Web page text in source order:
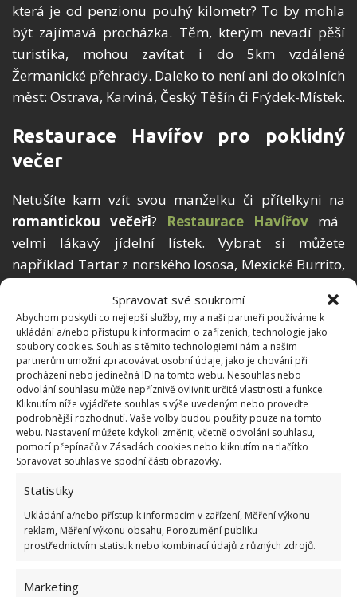
Spravovat své soukromí
Abychom poskytli co nejlepší služby, my a naši partneři používáme k
ukládání a/nebo přístupu k informacím o zařízeních, technologie jako
soubory cookies. Souhlas s těmito technologiemi nám a našim
partnerům umožní zpracovávat osobní údaje, jako je chování při
procházení nebo jedinečná ID na tomto webu. Nesouhlas nebo
odvolání souhlasu může nepříznivě ovlivnit určité vlastnosti a funkce.
Kliknutím níže vyjádřete souhlas s výše uvedeným nebo proveďte
podrobnější rozhodnutí. Vaše volby budou použity pouze na tomto
webu. Nastavení můžete kdykoli změnit, včetně odvolání souhlasu,
pomocí přepínačů v Zásadách cookies nebo kliknutím na tlačítko
Spravovat souhlas ve spodní části obrazovky.
Statistiky
Ukládání a/nebo přístup k informacím v zařízení, Měření výkonu
reklam, Měření výkonu obsahu, Porozumění publiku
prostřednictvím statistik nebo kombinací údajů z různých zdrojů.
Marketing
která je od penzionu pouhý kilometr? To by mohla
být zajímavá procházka. Těm, kterým nevadí pěší
turistika, mohou zavítat i do 5km vzdálené
Žermanické přehrady. Daleko to není ani do okolních
měst: Ostrava, Karviná, Český Těšín či Frýdek-Místek.
Restaurace Havířov pro poklidný
večer
Netušíte kam vzít svou manželku či přítelkyni na
romantickou večeři? Restaurace Havířov má
velmi lákavý jídelní lístek. Vybrat si můžete
například Tartar z norského lososa, Mexické Burrito,
bramboráky a dezerty, pro mlsné jazýčky.
Banketka ala Amerika
Potřebujete někdeprovést školenía využít i
videoprojektor? Pak jste na správném místě. V hotelu
se pořádají semináře, školení, firemní akce, ale i
rodinné sešlosti, kde je možnost pouštění videí. O
dobré jídlo
a bezva zábavu nebude nouze.
Obrázek:pixabay.com